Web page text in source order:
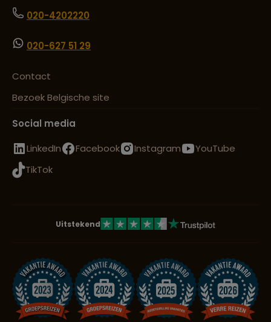
020-4202220
020-627 51 29
Contact
Bezoek Belgische site
Social media
LinkedIn
Facebook Instagram
YouTube
TikTok
Uitstekend